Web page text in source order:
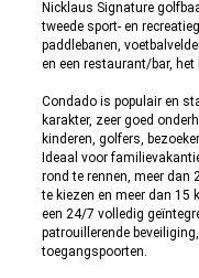
Nicklaus Signature
tweede sport- en
paddlebanen,
en een restaurant/bar, het
Condado is populair en
karakter, zeer goed
kinderen, golfers,
Ideaal voor
rond te rennen, meer dan
te kiezen en meer dan 15
een 24/7 volledig
patrouillerende
toegangspoorten.